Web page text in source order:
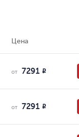
Цена
от 7291 R
от 7291 R